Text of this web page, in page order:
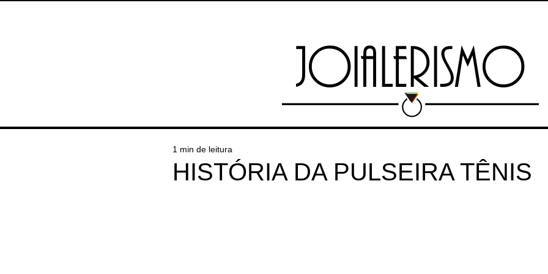
JOIALERISMO
HISTÓRIA DA PULSEIRA TÊNIS
1 min de leitura